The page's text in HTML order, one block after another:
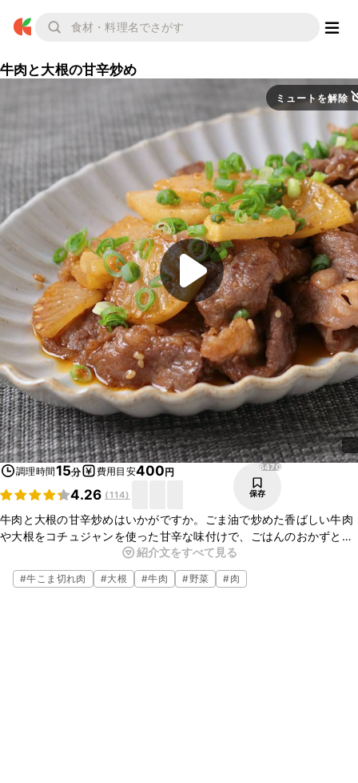
牛肉と大根の甘辛炒め
ミュートを解除
調理時間15分 費用目安400円
4.26 (114)
6470
保存
牛肉と大根の甘辛炒めはいかがですか。ごま油で炒めた香ばしい牛肉
や大根をコチュジャンを使った甘辛な味付けで、ごはんのおかずとし
てもお酒のおつまみとしてもぴったりな一品に仕上げました。ぜひお
試しくださいね。
紹介文をすべて見る
#牛こま切れ肉 #大根 #牛肉 #野菜 #肉